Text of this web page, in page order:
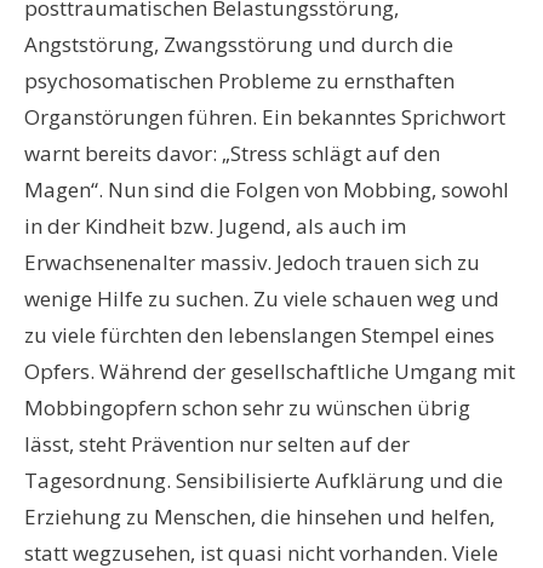
posttraumatischen Belastungsstörung,
Angststörung, Zwangsstörung und durch die
psychosomatischen Probleme zu ernsthaften
Organstörungen führen. Ein bekanntes Sprichwort
warnt bereits davor: „Stress schlägt auf den
Magen“. Nun sind die Folgen von Mobbing, sowohl
in der Kindheit bzw. Jugend, als auch im
Erwachsenenalter massiv. Jedoch trauen sich zu
wenige Hilfe zu suchen. Zu viele schauen weg und
zu viele fürchten den lebenslangen Stempel eines
Opfers. Während der gesellschaftliche Umgang mit
Mobbingopfern schon sehr zu wünschen übrig
lässt, steht Prävention nur selten auf der
Tagesordnung. Sensibilisierte Aufklärung und die
Erziehung zu Menschen, die hinsehen und helfen,
statt wegzusehen, ist quasi nicht vorhanden. Viele